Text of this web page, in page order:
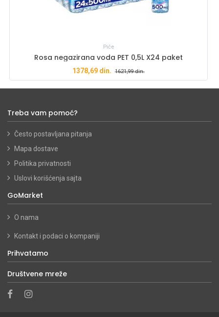
Piće
Rosa negazirana voda PET 0,5L X24 paket
1378,69din. 1621,99din.
Treba vam pomoć?
Često postavljana pitanja
Mapa dostave
Politika privatnosti
Uslovi korišćenja sajta
GoMarket
O nama
Kontakt i podaci o kompaniji
Prihvatamo
Društvene mreže